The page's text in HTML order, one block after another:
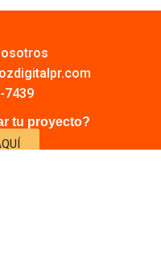
7439
tu proyecto?